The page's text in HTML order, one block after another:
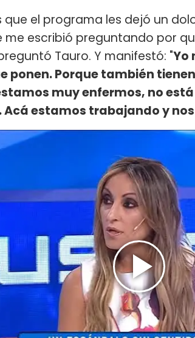
que el programa les dejó un
escribió preguntando por
Tauro. Y manifestó: "Yo
ponen. Porque también
muy enfermos, no
estamos trabajando y